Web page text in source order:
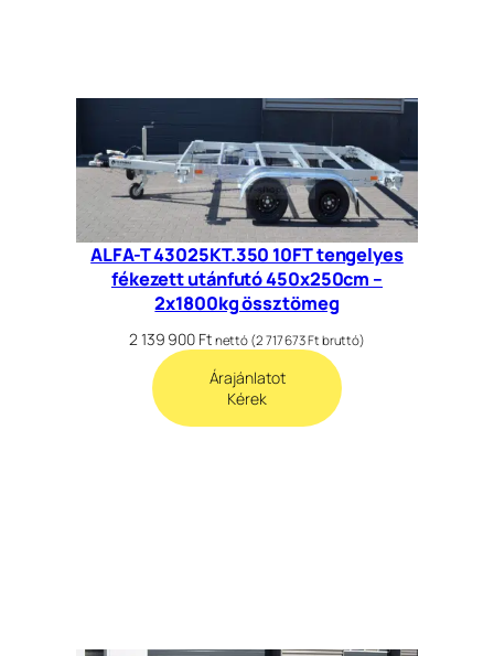
ALFA-T 43025KT.350 10FT tengelyes
fékezett utánfutó 450x250cm –
2x1800kg össztömeg
2 139 900 Ft nettó (2 717 673Ft bruttó)
Árajánlatot
Kérek